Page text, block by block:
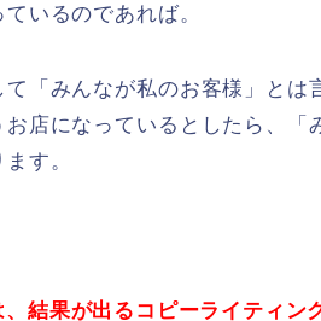
いるのであれば。
「みんなが私のお客様」とは
店になっているとしたら、「
す。
結果が出るコピーライティン